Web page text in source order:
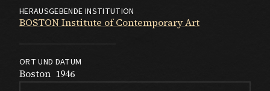
HERAUSGEBENDE INSTITUTION
BOSTON Institute of Contemporary Art
ORT UND DATUM
Boston 1946